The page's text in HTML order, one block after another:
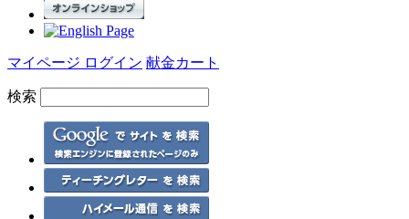
マイページ ログイン 献金カート
検索